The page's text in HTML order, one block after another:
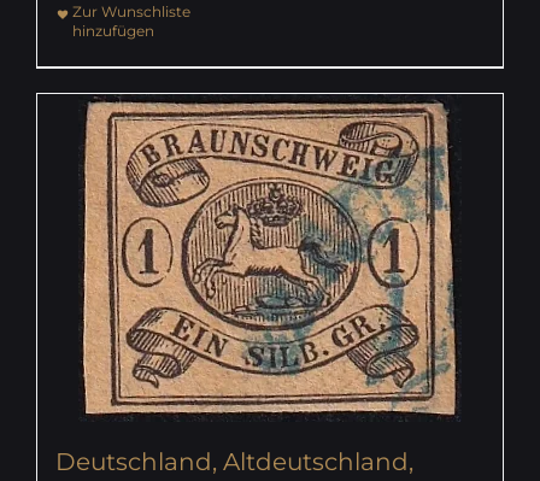
Zur Wunschliste
hinzufügen
Deutschland, Altdeutschland,